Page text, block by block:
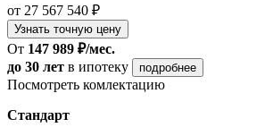
от 27 567 540 ₽
Узнать точную цену
От 147 989 ₽/мес.
до 30 лет в ипотеку подробнее
Посмотреть комлектацию
Стандарт